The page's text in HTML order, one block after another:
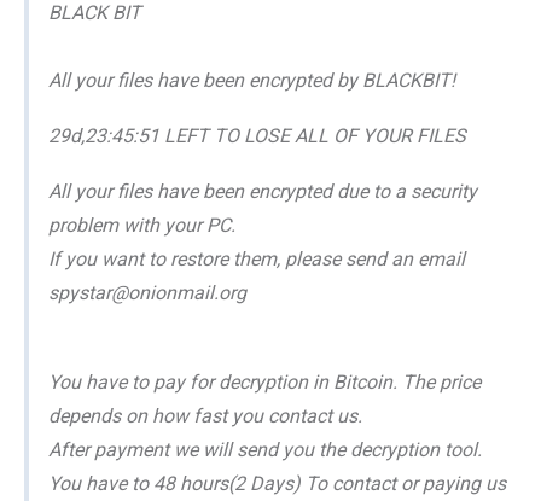
BLACK BIT
All your files have been encrypted by BLACKBIT!
29d,23:45:51 LEFT TO LOSE ALL OF YOUR FILES
All your files have been encrypted due to a security
problem with your PC.
If you want to restore them, please send an email
spystar@onionmail.org
You have to pay for decryption in Bitcoin. The price
depends on how fast you contact us.
After payment we will send you the decryption tool.
You have to 48 hours(2 Days) To contact or paying us